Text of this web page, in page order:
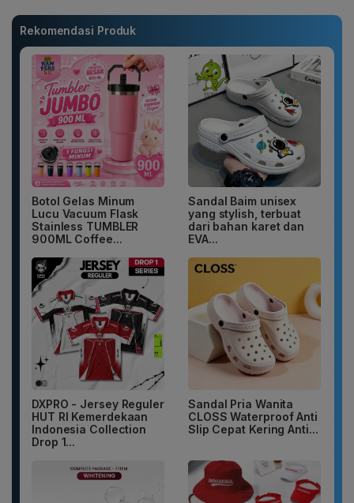
Rekomendasi Produk
Botol Gelas Minum
Lucu Vacuum Flask
Stainless TUMBLER
900ML Coffee...
Sandal Baim unisex
yang stylish, terbuat
dari bahan karet dan
EVA...
DXPRO - Jersey Reguler
HUT RI Kemerdekaan
Indonesia Collection
Drop 1...
Sandal Pria Wanita
CLOSS Waterproof Anti
Slip Cepat Kering Anti...